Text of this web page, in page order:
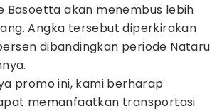
Basoetta akan menembus lebih
Angka tersebut diperkirakan
dibandingkan periode Nataru
promo ini, kami berharap
memanfaatkan transportasi